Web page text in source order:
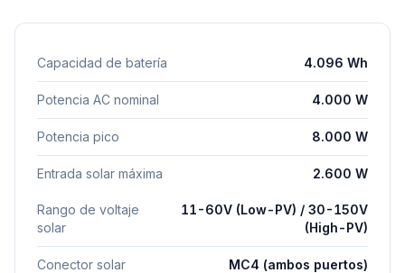
Capacidad de batería 4.096 Wh
Potencia AC nominal 4.000 W
Potencia pico 8.000 W
Entrada solar máxima 2.600 W
Rango de voltaje
solar
11-60V (Low-PV) / 30-150V
(High-PV)
Conector solar MC4 (ambos puertos)